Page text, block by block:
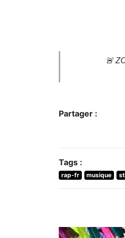
🚨
Partager :
Tags :
rap-fr musique